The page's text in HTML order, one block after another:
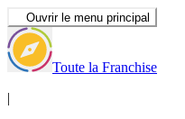
Ouvrir le menu principal
Toute la Franchise
|